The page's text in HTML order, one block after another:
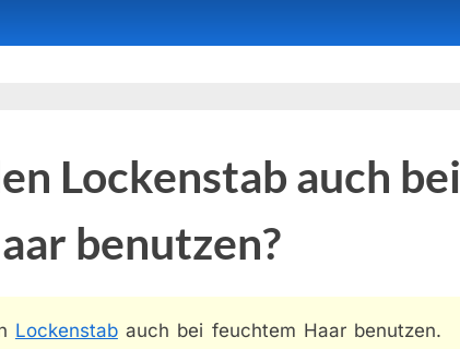
Lockenstab auch bei
benutzen?
Lockenstabauch bei feuchtem Haar benutzen.